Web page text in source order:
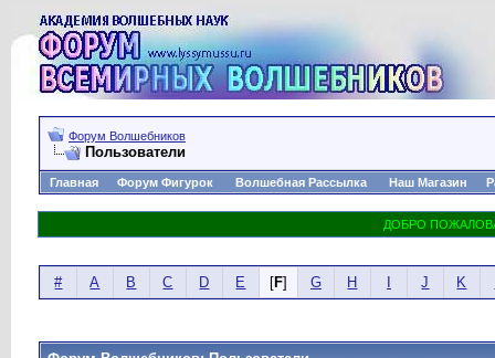
Форум Волшебников
Пользователи
Главная Форум Фигурок Волшебная Рассылка Наш Магазин
# A B C D E [F] G H J K